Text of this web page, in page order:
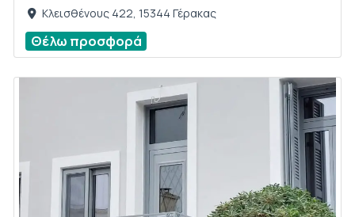
Κλεισθένους 422, 15344 Γέρακας
Θέλω προσφορά